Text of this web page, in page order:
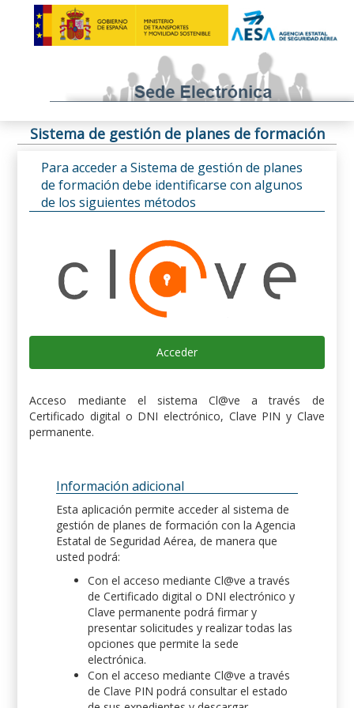
Sistema de gestión de planes de formación
Para acceder a Sistema de gestión de planes
de formación debe identificarse con algunos
de los siguientes métodos
Acceder
Acceso mediante el sistema Cl@ve a través de
Certificado digital o DNI electrónico, Clave PIN y Clave
permanente.
Información adicional
Esta aplicación permite acceder al sistema de
gestión de planes de formación con la Agencia
Estatal de Seguridad Aérea, de manera que
usted podrá:
Con el acceso mediante Cl@ve a través
de Certificado digital o DNI electrónico y
Clave permanente podrá firmar y
presentar solicitudes y realizar todas las
opciones que permite la sede
electrónica.
Con el acceso mediante Cl@ve a través
de Clave PIN podrá consultar el estado